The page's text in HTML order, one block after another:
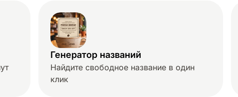
Генератор названий
Найдите свободное название в один
клик